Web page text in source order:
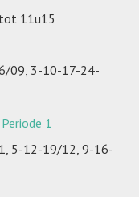
11u15
09, 3-10-17-24-
Periode 1
5-12-19/12, 9-16-